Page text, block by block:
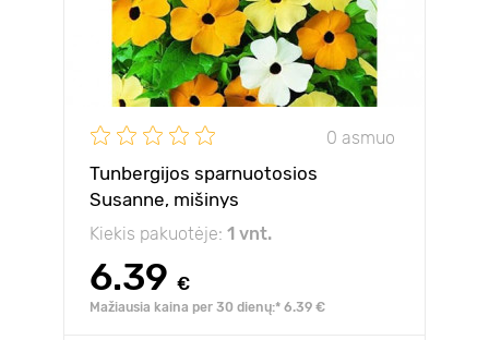
0 asmuo
Tunbergijos sparnuotosios
Susanne, mišinys
Kiekis pakuotėje: 1 vnt.
6.39 €
Mažiausia kaina per 30 dienų:* 6.39 €